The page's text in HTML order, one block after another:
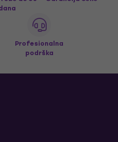
Profesionalna
podrška